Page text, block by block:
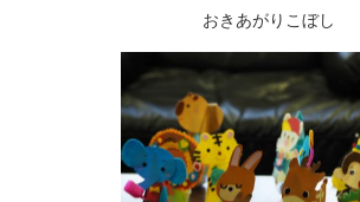
おきあがりこぼし